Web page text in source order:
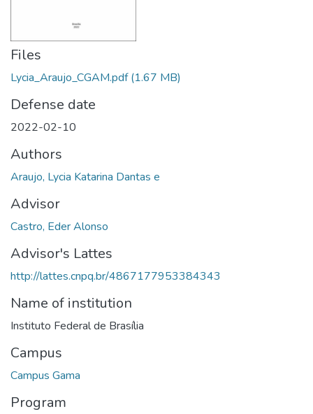
Files
Lycia_Araujo_CGAM.pdf(1.67 MB)
Defense date
2022-02-10
Authors
Araujo, Lycia Katarina Dantas e
Advisor
Castro, Eder Alonso
Advisor's Lattes
http://lattes.cnpq.br/4867177953384343
Name of institution
Instituto Federal de Brasília
Campus
Campus Gama
Program